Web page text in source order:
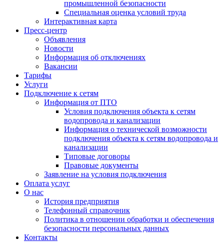
промышленной безопасности
Специальная оценка условий труда
Интерактивная карта
Пресс-центр
Объявления
Новости
Информация об отключениях
Вакансии
Тарифы
Услуги
Подключение к сетям
Информация от ПТО
Условия подключения объекта к сетям
водопровода и канализации
Информация о технической возможности
подключения объекта к сетям водопровода и
канализации
Типовые договоры
Правовые документы
Заявление на условия подключения
Оплата услуг
О нас
История предприятия
Телефонный справочник
Политика в отношении обработки и обеспечения
безопасности персональных данных
Контакты